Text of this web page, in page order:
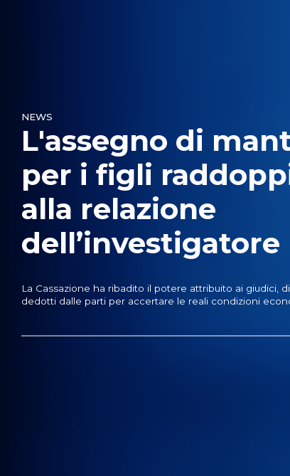
NEWS
L'assegno di
per i figli
alla relazione
La Cassazione ha ribadito il potere attribuito ai giudici,
dedotti dalle parti per accertare le reali condizioni